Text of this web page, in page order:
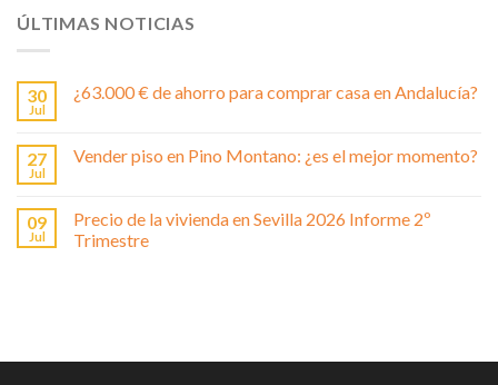
ÚLTIMAS NOTICIAS
30
Jul
¿63.000 € de ahorro para comprar casa en Andalucía?
27
Jul
Vender piso en Pino Montano: ¿es el mejor momento?
09
Jul
Precio de la vivienda en Sevilla 2026 Informe 2º
Trimestre